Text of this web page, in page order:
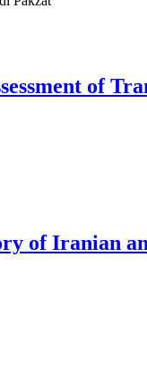
of
of Iranian